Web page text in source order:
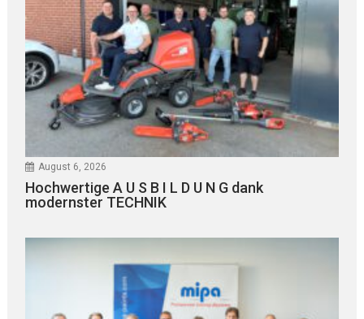
August 6, 2026
Hochwertige A U S B I L D U N G dank
modernster TECHNIK